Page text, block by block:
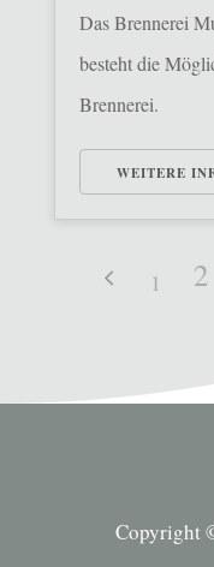
Das Brennerei
besteht die
Brennerei.
WEITERE
1 2
Copyright